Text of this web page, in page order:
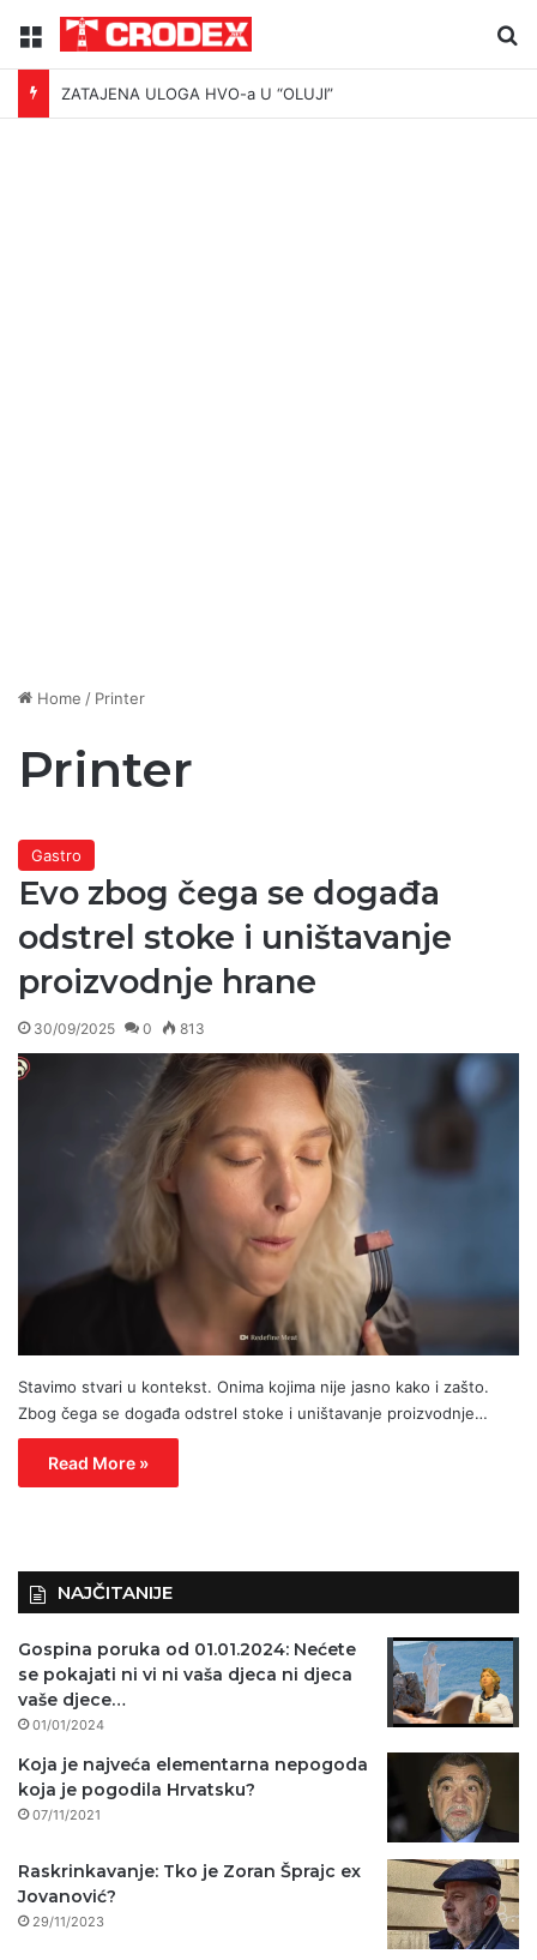
Menu
ZATAJENA ULOGA HVO-a U “OLUJI”
Home / Printer
Printer
Gastro
Evo zbog čega se događa
odstrel stoke i uništavanje
proizvodnje hrane
30/09/2025 0 813
Stavimo stvari u kontekst. Onima kojima nije jasno kako i zašto.
Zbog čega se događa odstrel stoke i uništavanje proizvodnje…
Read More »
NAJČITANIJE
Gospina poruka od 01.01.2024: Nećete
se pokajati ni vi ni vaša djeca ni djeca
vaše djece…
01/01/2024
Koja je najveća elementarna nepogoda
koja je pogodila Hrvatsku?
07/11/2021
Raskrinkavanje: Tko je Zoran Šprajc ex
Jovanović?
29/11/2023